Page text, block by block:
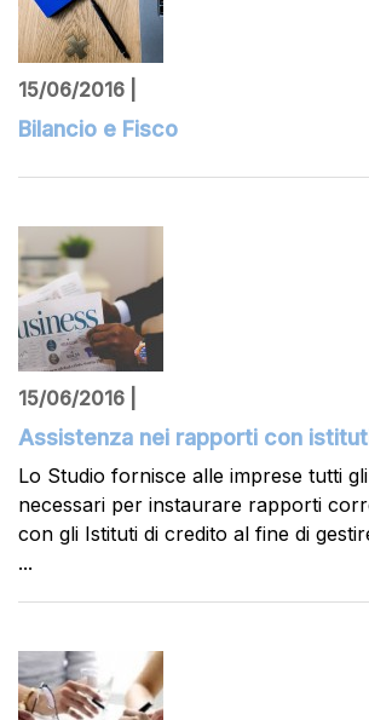
15/06/2016 |
Bilancio e Fisco
15/06/2016 |
Assistenza nei rapporti con
Lo Studio fornisce alle imprese tutti
necessari per instaurare rapporti
con gli Istituti di credito al fine di
...